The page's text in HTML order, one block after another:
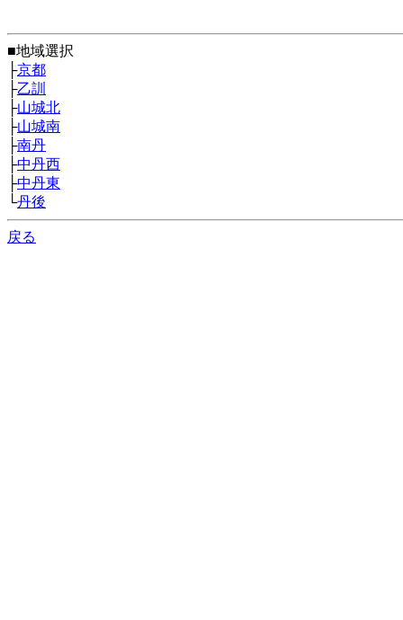
■地域選択
├京都
├乙訓
├山城北
├山城南
├南丹
├中丹西
├中丹東
└丹後
戻る